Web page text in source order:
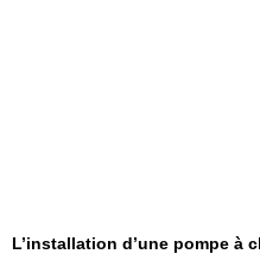
L’installation d’une pompe à